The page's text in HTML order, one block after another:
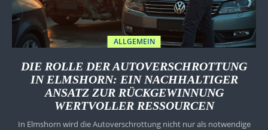
ALLGEMEIN
DIE ROLLE DER AUTOVERSCHROTTUNG
IN ELMSHORN: EIN NACHHALTIGER
ANSATZ ZUR RÜCKGEWINNUNG
WERTVOLLER RESSOURCEN
In Elmshorn wird die Autoverschrottung nicht nur als notwendige